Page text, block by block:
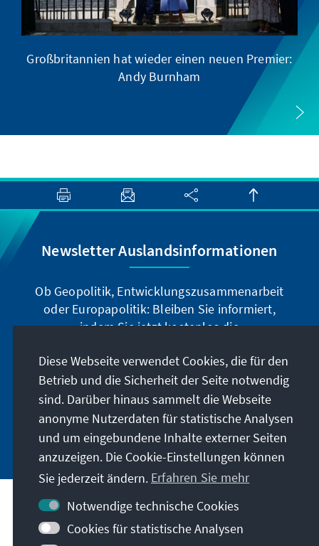
Großbritannien hat wieder einen neuen Premier:
Andy Burnham
Newsletter Auslandsinformationen
Ob Geopolitik, Entwicklungszusammenarbeit
oder Europapolitik: Bleiben Sie informiert,
indem Sie jetzt kostenlos die
die Ai digital über den deutschsprachigen
Newsletter, oder als Printprodukt in deutscher
und englischer Sprache beziehen.
Jetzt abonnieren
Besuchen Sie auch
Diese Webseite verwendet Cookies, die für den
Betrieb und die Sicherheit der Seite notwendig
sind. Darüber hinaus sammelt die Webseite
anonyme Nutzerdaten für statistische Analysen
und um eingebundene Inhalte externer Seiten
anzuzeigen. Die Cookie-Einstellungen können
Sie jederzeit ändern. Erfahren Sie mehr
Notwendige technische Cookies
Cookies für statistische Analysen